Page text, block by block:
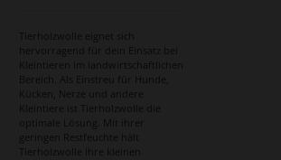
Tierholzwolle eignet sich
hervorragend für dein Einsatz bei
Kleintieren im landwirtschaftlichen
Bereich. Als Einstreu für Hunde,
Kücken, Nerze und andere
Kleintiere ist Tierholzwolle die
optimale Lösung. Mit ihrer
geringen Restfeuchte hält
Tierholzwolle Ihre kleinen